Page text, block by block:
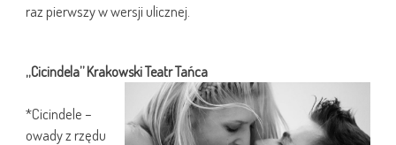
raz pierwszy w wersji ulicznej.
„Cicindela” Krakowski Teatr Tańca
*Cicindele –
owady z rzędu